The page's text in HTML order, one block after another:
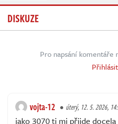
DISKUZE
Pro napsání komentáře
vojta-12 úterý, 12. 5. 2026,
jako 3070 ti mi přijde